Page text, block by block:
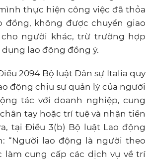
thực hiện công việc đã thỏa
đồng, không được chuyển giao
cho người khác, trừ trường hợp
lao động đồng ý.
2094 Bộ luật Dân sự Italia quy
động chịu sự quản lý của người
tác với doanh nghiệp, cung
tay hoặc trí tuệ và nhận tiền
tại Điều 3(b) Bộ luật Lao động
“Người lao động là người theo
làm cung cấp các dịch vụ về trí